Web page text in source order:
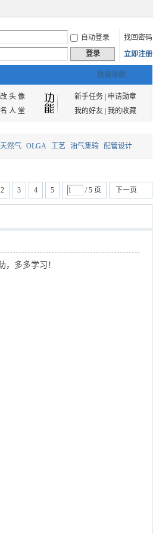
自动登录
找回密码
登录 立即注册
快捷导航
改 头 像 新手任务|
申请勋章
名 人 堂 我的好友| 我的收藏
然气 OLGA 工艺 油气集输 配管设计
2 3 4 5 / 5 页 下一页
多多学习！